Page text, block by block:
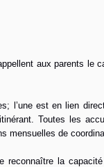
aux parents le
l’une est en lien
Toutes les
mensuelles de
reconnaître la